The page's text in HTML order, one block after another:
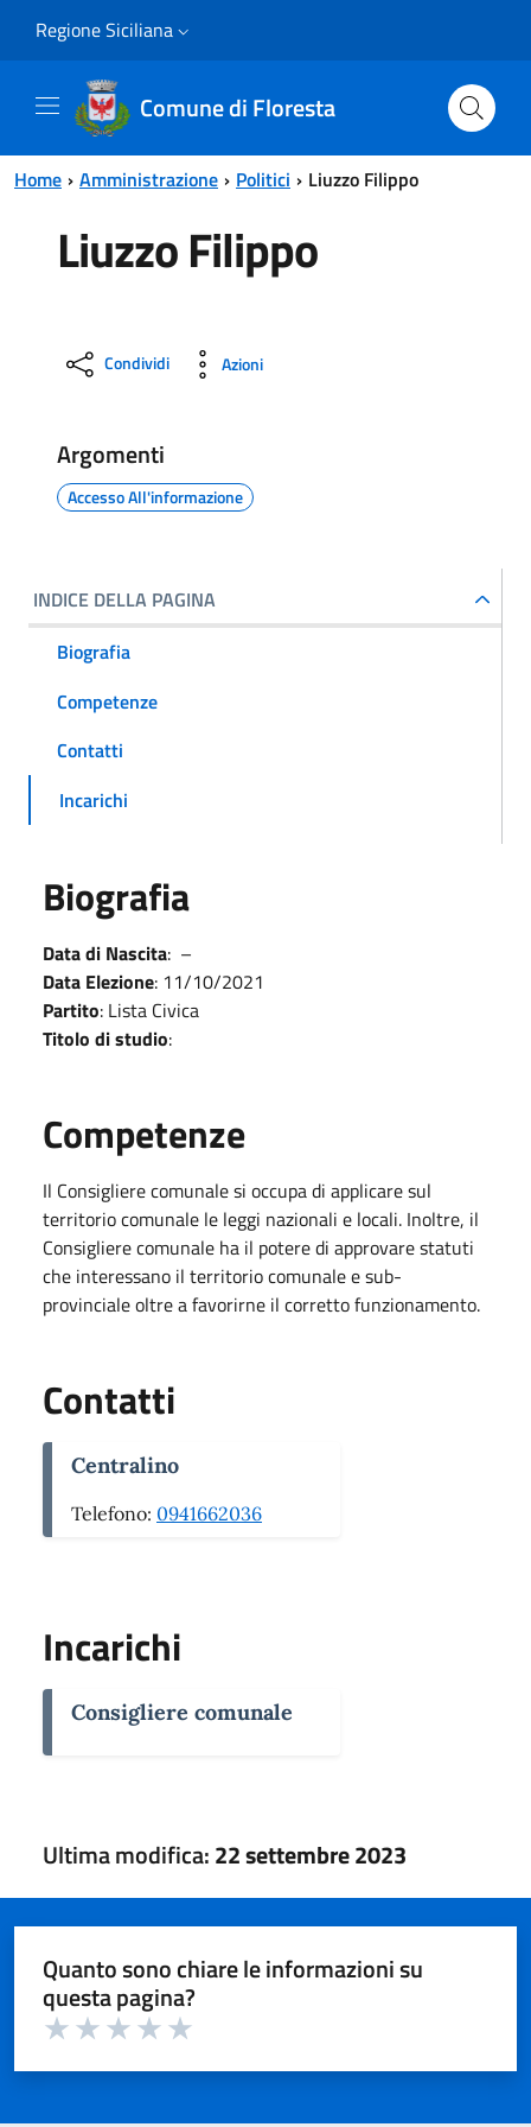
Regione Siciliana
Comune di Floresta
Home Amministrazione Politici Liuzzo Filippo
Liuzzo Filippo
Condividi Azioni
Argomenti
Accesso All'informazione
INDICE DELLA PAGINA
Biografia
Competenze
Contatti
Incarichi
Biografia
Data di Nascita: –
Data Elezione: 11/10/2021
Partito: Lista Civica
Titolo di studio:
Competenze
Il Consigliere comunale si occupa di applicare sul
territorio comunale le leggi nazionali e locali. Inoltre, il
Consigliere comunale ha il potere di approvare statuti
che interessano il territorio comunale e sub-
provinciale oltre a favorirne il corretto funzionamento.
Contatti
Centralino
Telefono: 0941662036
Incarichi
Consigliere comunale
Ultima modifica:22 settembre 2023
Quanto sono chiare le informazioni su
questa pagina?